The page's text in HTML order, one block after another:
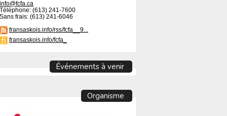
info@fcfa.ca
Téléphone: (613) 241-7600
Sans frais: (613) 241-6046
fransaskois.info/rss/fcfa__9...
fransaskois.info/fcfa_
Événements à venir
Organisme